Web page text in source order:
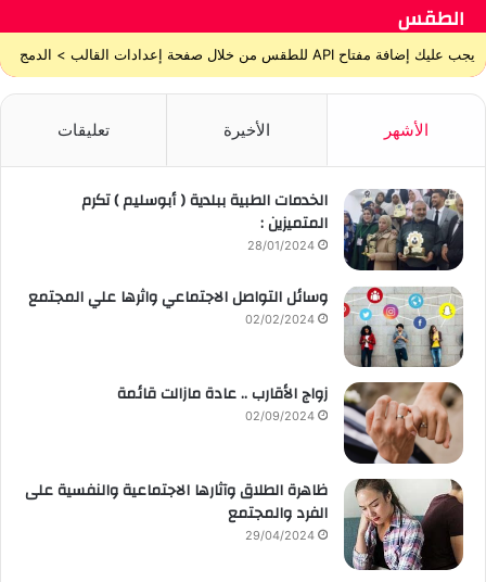
الطقس
يجب عليك إضافة مفتاح API للطقس من خلال صفحة إعدادات القالب > الدمج
الأشهر الأخيرة تعليقات
الخدمات الطبية ببلدية ( أبوسليم ) تكرم
المتميزين :
28/01/2024
وسائل التواصل الاجتماعي واثرها علي المجتمع
02/02/2024
زواج الأقارب .. عادة مازالت قائمة
02/09/2024
ظاهرة الطلاق وآثارها الاجتماعية والنفسية على
الفرد والمجتمع
29/04/2024